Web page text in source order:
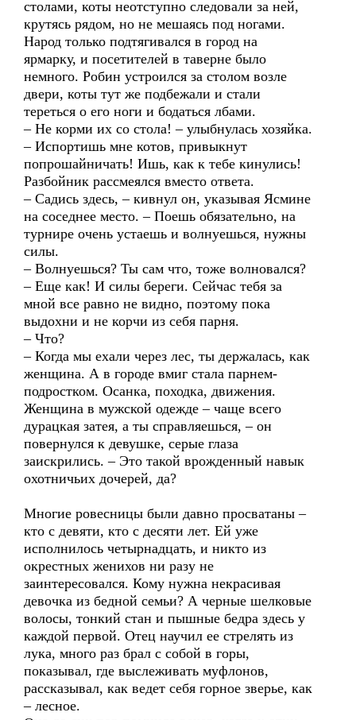
столами, коты неотступно следовали за ней,
крутясь рядом, но не мешаясь под ногами.
Народ только подтягивался в город на
ярмарку, и посетителей в таверне было
немного. Робин устроился за столом возле
двери, коты тут же подбежали и стали
тереться о его ноги и бодаться лбами.
– Не корми их со стола! – улыбнулась хозяйка.
– Испортишь мне котов, привыкнут
попрошайничать! Ишь, как к тебе кинулись!
Разбойник рассмеялся вместо ответа.
– Садись здесь, – кивнул он, указывая Ясмине
на соседнее место. – Поешь обязательно, на
турнире очень устаешь и волнуешься, нужны
силы.
– Волнуешься? Ты сам что, тоже волновался?
– Еще как! И силы береги. Сейчас тебя за
мной все равно не видно, поэтому пока
выдохни и не корчи из себя парня.
– Что?
– Когда мы ехали через лес, ты держалась, как
женщина. А в городе вмиг стала парнем-
подростком. Осанка, походка, движения.
Женщина в мужской одежде – чаще всего
дурацкая затея, а ты справляешься, – он
повернулся к девушке, серые глаза
заискрились. – Это такой врожденный навык
охотничьих дочерей, да?
Многие ровесницы были давно просватаны –
кто с девяти, кто с десяти лет. Ей уже
исполнилось четырнадцать, и никто из
окрестных женихов ни разу не
заинтересовался. Кому нужна некрасивая
девочка из бедной семьи? А черные шелковые
волосы, тонкий стан и пышные бедра здесь у
каждой первой. Отец научил ее стрелять из
лука, много раз брал с собой в горы,
показывал, где выслеживать муфлонов,
рассказывал, как ведет себя горное зверье, как
– лесное.